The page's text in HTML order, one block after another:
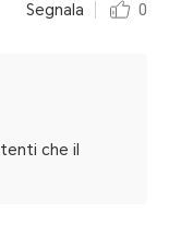
Segnala 0
che il